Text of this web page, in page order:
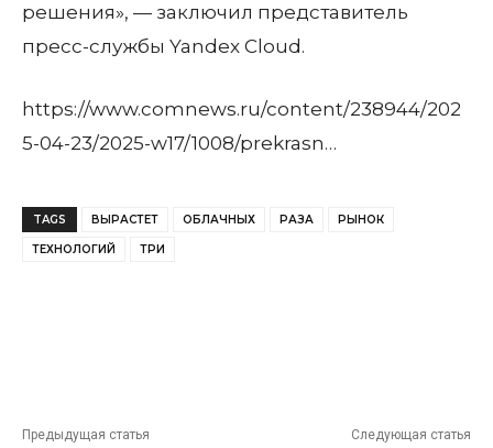
решения», — заключил представитель
пресс-службы Yandex Cloud.
https://www.comnews.ru/content/238944/202
5-04-23/2025-w17/1008/prekrasn…
TAGS ВЫРАСТЕТ ОБЛАЧНЫХ РАЗА РЫНОК
ТЕХНОЛОГИЙ ТРИ
Предыдущая статья Следующая статья